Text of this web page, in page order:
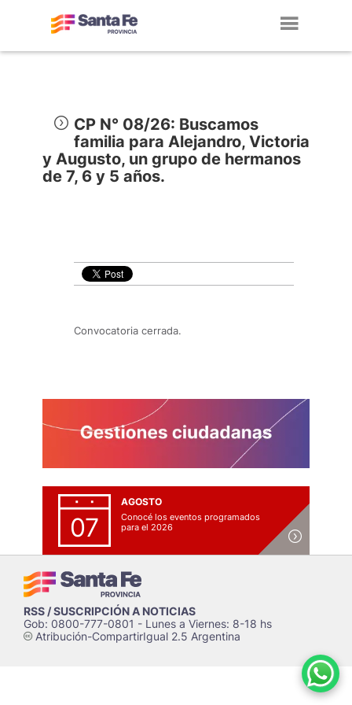
CP N° 08/26: Buscamos
familia para Alejandro, Victoria
y Augusto, un grupo de hermanos
de 7, 6 y 5 años.
Convocatoria cerrada.
07
AGOSTO
Conocé los eventos programados
para el 2026
RSS / SUSCRIPCIÓN A NOTICIAS
Gob: 0800-777-0801 - Lunes a Viernes: 8-18 hs
cAtribución-CompartirIgual 2.5 Argentina